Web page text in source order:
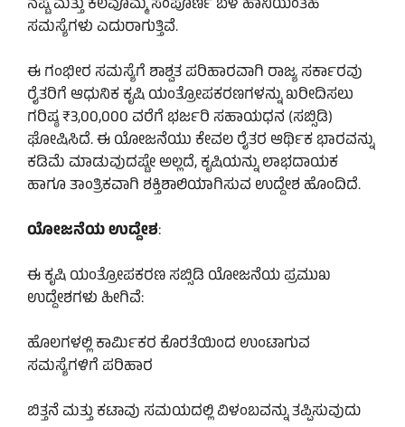
ನಷ್ಟ ಮತ್ತು ಕೆಲವೊಮ್ಮೆ ಸಂಪೂರ್ಣ ಬೆಳೆ ಹಾನಿಯಂತಹ
ಸಮಸ್ಯೆಗಳು ಎದುರಾಗುತ್ತಿವೆ.
ಈ ಗಂಭೀರ ಸಮಸ್ಯೆಗೆ ಶಾಶ್ವತ ಪರಿಹಾರವಾಗಿ ರಾಜ್ಯ ಸರ್ಕಾರವು
ರೈತರಿಗೆ ಆಧುನಿಕ ಕೃಷಿ ಯಂತ್ರೋಪಕರಣಗಳನ್ನು ಖರೀದಿಸಲು
ಗರಿಷ್ಠ ₹3,00,000 ವರೆಗೆ ಭರ್ಜರಿ ಸಹಾಯಧನ (ಸಬ್ಸಿಡಿ)
ಘೋಷಿಸಿದೆ. ಈ ಯೋಜನೆಯು ಕೇವಲ ರೈತರ ಆರ್ಥಿಕ ಭಾರವನ್ನು
ಕಡಿಮೆ ಮಾಡುವುದಷ್ಟೇ ಅಲ್ಲದೆ, ಕೃಷಿಯನ್ನು ಲಾಭದಾಯಕ
ಹಾಗೂ ತಾಂತ್ರಿಕವಾಗಿ ಶಕ್ತಿಶಾಲಿಯಾಗಿಸುವ ಉದ್ದೇಶ ಹೊಂದಿದೆ.
ಯೋಜನೆಯ ಉದ್ದೇಶ:
ಈ ಕೃಷಿ ಯಂತ್ರೋಪಕರಣ ಸಬ್ಸಿಡಿ ಯೋಜನೆಯ ಪ್ರಮುಖ
ಉದ್ದೇಶಗಳು ಹೀಗಿವೆ:
ಹೊಲಗಳಲ್ಲಿ ಕಾರ್ಮಿಕರ ಕೊರತೆಯಿಂದ ಉಂಟಾಗುವ
ಸಮಸ್ಯೆಗಳಿಗೆ ಪರಿಹಾರ
ಬಿತ್ತನೆ ಮತ್ತು ಕಟಾವು ಸಮಯದಲ್ಲಿ ವಿಳಂಬವನ್ನು ತಪ್ಪಿಸುವುದು